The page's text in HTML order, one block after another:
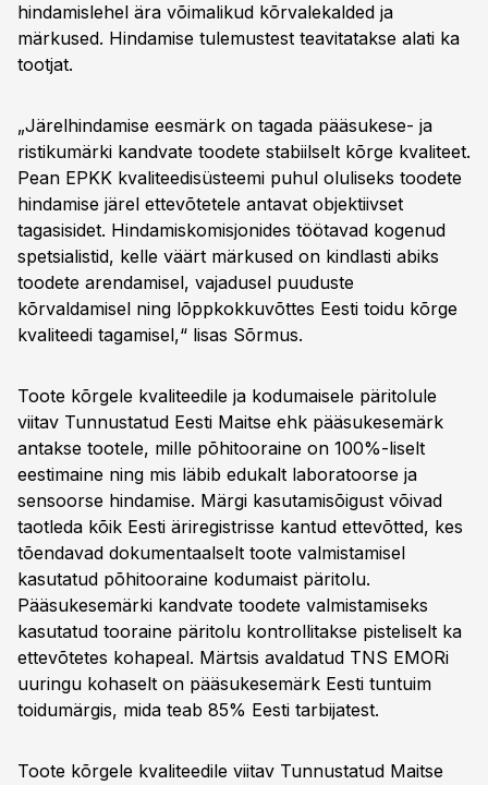
hindamislehel ära võimalikud kõrvalekalded ja
märkused. Hindamise tulemustest teavitatakse alati ka
tootjat.
„Järelhindamise eesmärk on tagada pääsukese- ja
ristikumärki kandvate toodete stabiilselt kõrge kvaliteet.
Pean EPKK kvaliteedisüsteemi puhul oluliseks toodete
hindamise järel ettevõtetele antavat objektiivset
tagasisidet. Hindamiskomisjonides töötavad kogenud
spetsialistid, kelle väärt märkused on kindlasti abiks
toodete arendamisel, vajadusel puuduste
kõrvaldamisel ning lõppkokkuvõttes Eesti toidu kõrge
kvaliteedi tagamisel,“ lisas Sõrmus.
Toote kõrgele kvaliteedile ja kodumaisele päritolule
viitav Tunnustatud Eesti Maitse ehk pääsukesemärk
antakse tootele, mille põhitooraine on 100%-liselt
eestimaine ning mis läbib edukalt laboratoorse ja
sensoorse hindamise. Märgi kasutamisõigust võivad
taotleda kõik Eesti äriregistrisse kantud ettevõtted, kes
tõendavad dokumentaalselt toote valmistamisel
kasutatud põhitooraine kodumaist päritolu.
Pääsukesemärki kandvate toodete valmistamiseks
kasutatud tooraine päritolu kontrollitakse pisteliselt ka
ettevõtetes kohapeal. Märtsis avaldatud TNS EMORi
uuringu kohaselt on pääsukesemärk Eesti tuntuim
toidumärgis, mida teab 85% Eesti tarbijatest.
Toote kõrgele kvaliteedile viitav Tunnustatud Maitse